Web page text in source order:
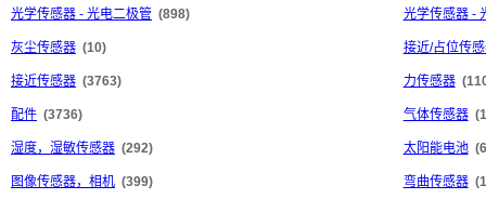
光学传感器 - 光电二极管 (898) 光学传感器 -
灰尘传感器 (10) 接近/占位传
接近传感器 (3763) 力传感器
配件 (3736) 气体传感器
湿度，湿敏传感器 (292) 太阳能电池
图像传感器，相机 (399) 弯曲传感器